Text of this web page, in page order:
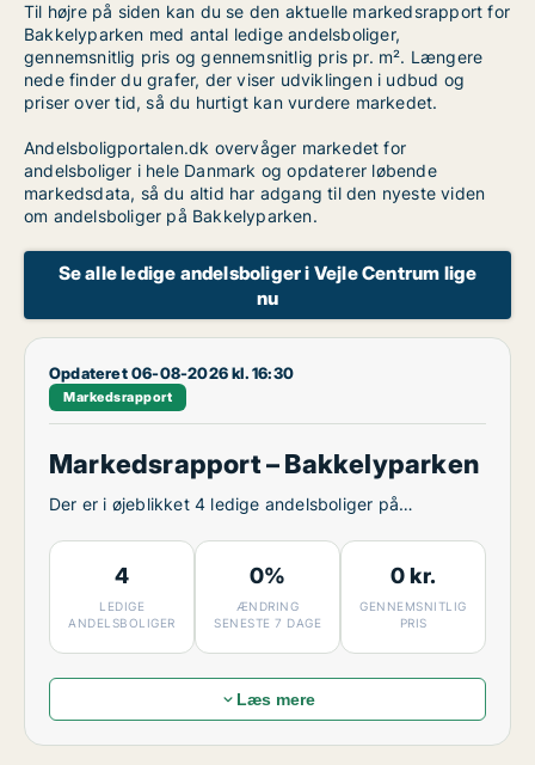
Til højre på siden kan du se den aktuelle markedsrapport for
Bakkelyparken med antal ledige andelsboliger,
gennemsnitlig pris og gennemsnitlig pris pr. m². Længere
nede finder du grafer, der viser udviklingen i udbud og
priser over tid, så du hurtigt kan vurdere markedet.
Andelsboligportalen.dk overvåger markedet for
andelsboliger i hele Danmark og opdaterer løbende
markedsdata, så du altid har adgang til den nyeste viden
om andelsboliger på Bakkelyparken.
Se alle ledige andelsboliger i Vejle Centrum lige
nu
Opdateret 06-08-2026 kl. 16:30
Markedsrapport
Markedsrapport – Bakkelyparken
Der er i øjeblikket 4 ledige andelsboliger på
4
LEDIGE
ANDELSBOLIGER
0%
ÆNDRING
SENESTE 7 DAGE
0 kr.
GENNEMSNITLIG
PRIS
Læs mere